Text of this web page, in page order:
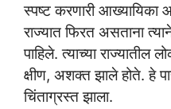
स्पष्ट करणारी आख्यायिका
राज्यात फिरत असताना
पाहिले. त्याच्या राज्यातील
क्षीण, अशक्त झाले होते. हे
चिंताग्रस्त झाला.